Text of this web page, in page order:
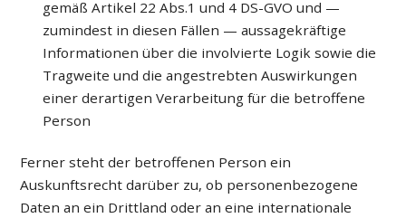
gemäß Artikel 22 Abs.1 und 4 DS-GVO und —
zumindest in diesen Fällen — aussagekräftige
Informationen über die involvierte Logik sowie die
Tragweite und die angestrebten Auswirkungen
einer derartigen Verarbeitung für die betroffene
Person
Ferner steht der betroffenen Person ein
Auskunftsrecht darüber zu, ob personenbezogene
Daten an ein Drittland oder an eine internationale